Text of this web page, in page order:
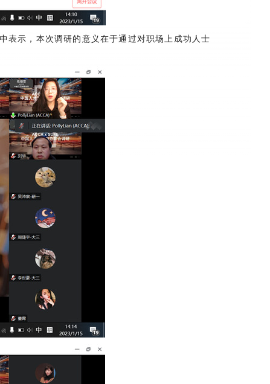
表示，本次调研的意义在于通过对职场上成功人士